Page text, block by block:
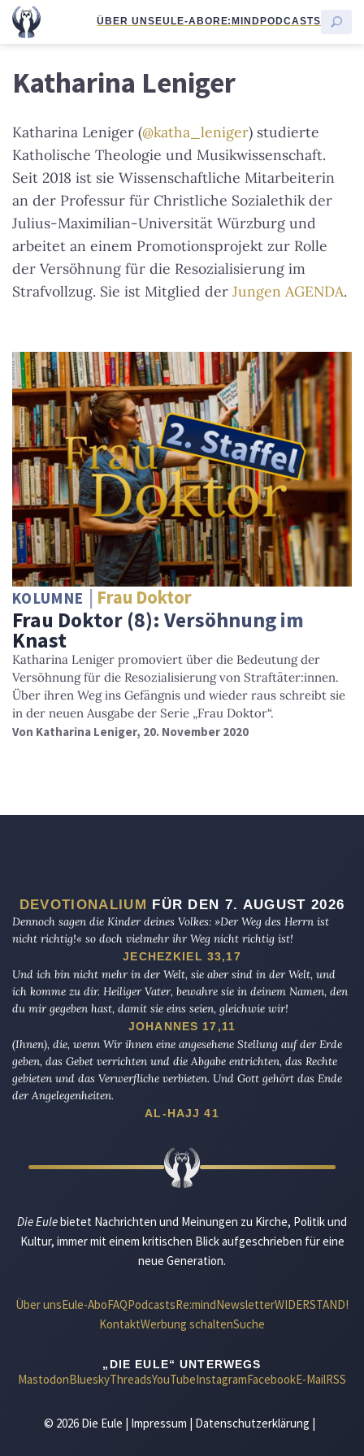
ÜBER UNSEULE-ABORE:MINDPODCASTS
Katharina Leniger
Katharina Leniger (@katha_leniger) studierte
Katholische Theologie und Musikwissenschaft.
Seit 2018 ist sie Wissenschaftliche Mitarbeiterin
an der Professur für Christliche Sozialethik der
Julius-Maximilian-Universität Würzburg und
arbeitet an einem Promotionsprojekt zur Rolle
der Versöhnung für die Resozialisierung im
Strafvollzug. Sie ist Mitglied der Jungen AGENDA.
KOLUMNE Frau Doktor
Frau Doktor (8): Versöhnung im
Knast
Katharina Leniger promoviert über die Bedeutung der
Versöhnung für die Resozialisierung von Straftäter:innen.
Über ihren Weg ins Gefängnis und wieder raus schreibt sie
in der neuen Ausgabe der Serie „Frau Doktor“.
Von Katharina Leniger, 20. November 2020
DEVOTIONALIUM FÜR DEN 7. AUGUST 2026
Dennoch sagen die Kinder deines Volkes: »Der Weg des Herrn ist
nicht richtig!« so doch vielmehr ihr Weg nicht richtig ist!
JECHEZKIEL 33,17
Und ich bin nicht mehr in der Welt, sie aber sind in der Welt, und
ich komme zu dir. Heiliger Vater, bewahre sie in deinem Namen, den
du mir gegeben hast, damit sie eins seien, gleichwie wir!
JOHANNES 17,11
(Ihnen), die, wenn Wir ihnen eine angesehene Stellung auf der Erde
geben, das Gebet verrichten und die Abgabe entrichten, das Rechte
gebieten und das Verwerfliche verbieten. Und Gott gehört das Ende
der Angelegenheiten.
AL-HAJJ 41
Die Eulebietet Nachrichten und Meinungen zu Kirche, Politik und
Kultur, immer mit einem kritischen Blick aufgeschrieben für eine
neue Generation.
Über unsEule-AboFAQPodcastsRe:mindNewsletterWIDERSTAND!
KontaktWerbung schaltenSuche
„DIE EULE“ UNTERWEGS
MastodonBlueskyThreadsYouTubeInstagramFacebookE-MailRSS
© 2026 Die Eule | Impressum | Datenschutzerklärung |